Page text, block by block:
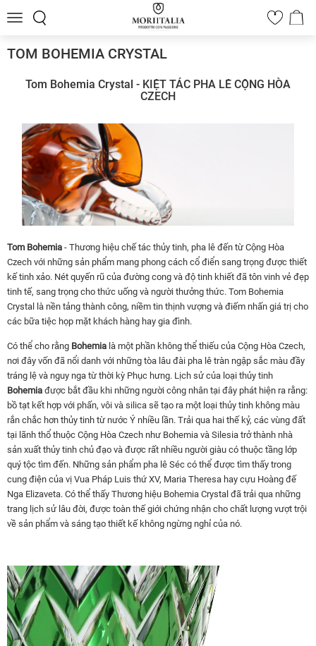
Toggle
0
TOM BOHEMIA CRYSTAL
Tom Bohemia Crystal - KIỆT TÁC PHA LÊ CỘNG HÒA
CZECH
Tom Bohemia - Thương hiệu chế tác thủy tinh, pha lê đến từ Cộng Hòa
Czech với những sản phẩm mang phong cách cổ điển sang trọng được thiết
kế tinh xảo. Nét quyến rũ của đường cong và độ tinh khiết đã tôn vinh vẻ đẹp
tinh tế, sang trọng cho thức uống và người thưởng thức. Tom Bohemia
Crystal là nền tảng thành công, niềm tin thịnh vượng và điếm nhấn giá trị cho
các bữa tiệc họp mặt khách hàng hay gia đình.
Có thể cho rằng Bohemia là một phần không thể thiếu của Cộng Hòa Czech,
nơi đây vốn đã nổi danh với những tòa lâu đài pha lê tràn ngập sắc màu đầy
tráng lệ và nguy nga từ thời kỳ Phục hưng. Lịch sử của loại thủy tinh
Bohemia được bắt đầu khi những người công nhân tại đây phát hiện ra rằng:
bồ tạt kết hợp với phấn, vôi và silica sẽ tạo ra một loại thủy tinh không màu
rắn chắc hơn thủy tinh từ nước Ý nhiều lần. Trải qua hai thế kỷ, các vùng đất
tại lãnh thổ thuộc Cộng Hòa Czech như Bohemia và Silesia trở thành nhà
sản xuất thủy tinh chủ đạo và được rất nhiều người giàu có thuộc tầng lớp
quý tộc tìm đến. Những sản phẩm pha lê Séc có thể được tìm thấy trong
cung điện của vị Vua Pháp Luis thứ XV, Maria Theresa hay cựu Hoàng đế
Nga Elizaveta. Có thể thấy Thương hiệu Bohemia Crystal đã trải qua những
trang lịch sử lâu đời, được toàn thế giới chứng nhận cho chất lượng vượt trội
về sản phẩm và sáng tạo thiết kế không ngừng nghỉ của nó.